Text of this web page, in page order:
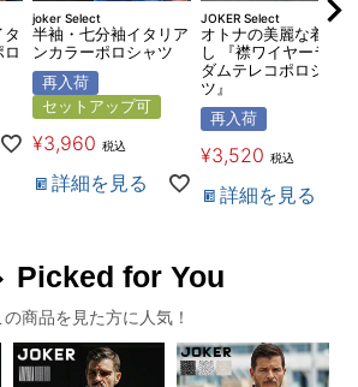
タ
ロ
joker Select
半袖・七分袖イタリア
ンカラーポロシャツ
再入荷
セットアップ可
¥3,960 税込
詳細を見る
JOKER Select
オトナの美麗な着こな
し 『襟ワイヤーラン
ダムテレコポロシャ
ツ』
再入荷
¥3,520 税込
詳細を見る
Picked for You
の商品を見た方に人気！